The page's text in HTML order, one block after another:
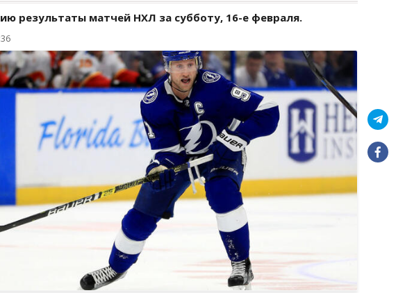
результаты матчей НХЛ за субботу, 16-е февраля.